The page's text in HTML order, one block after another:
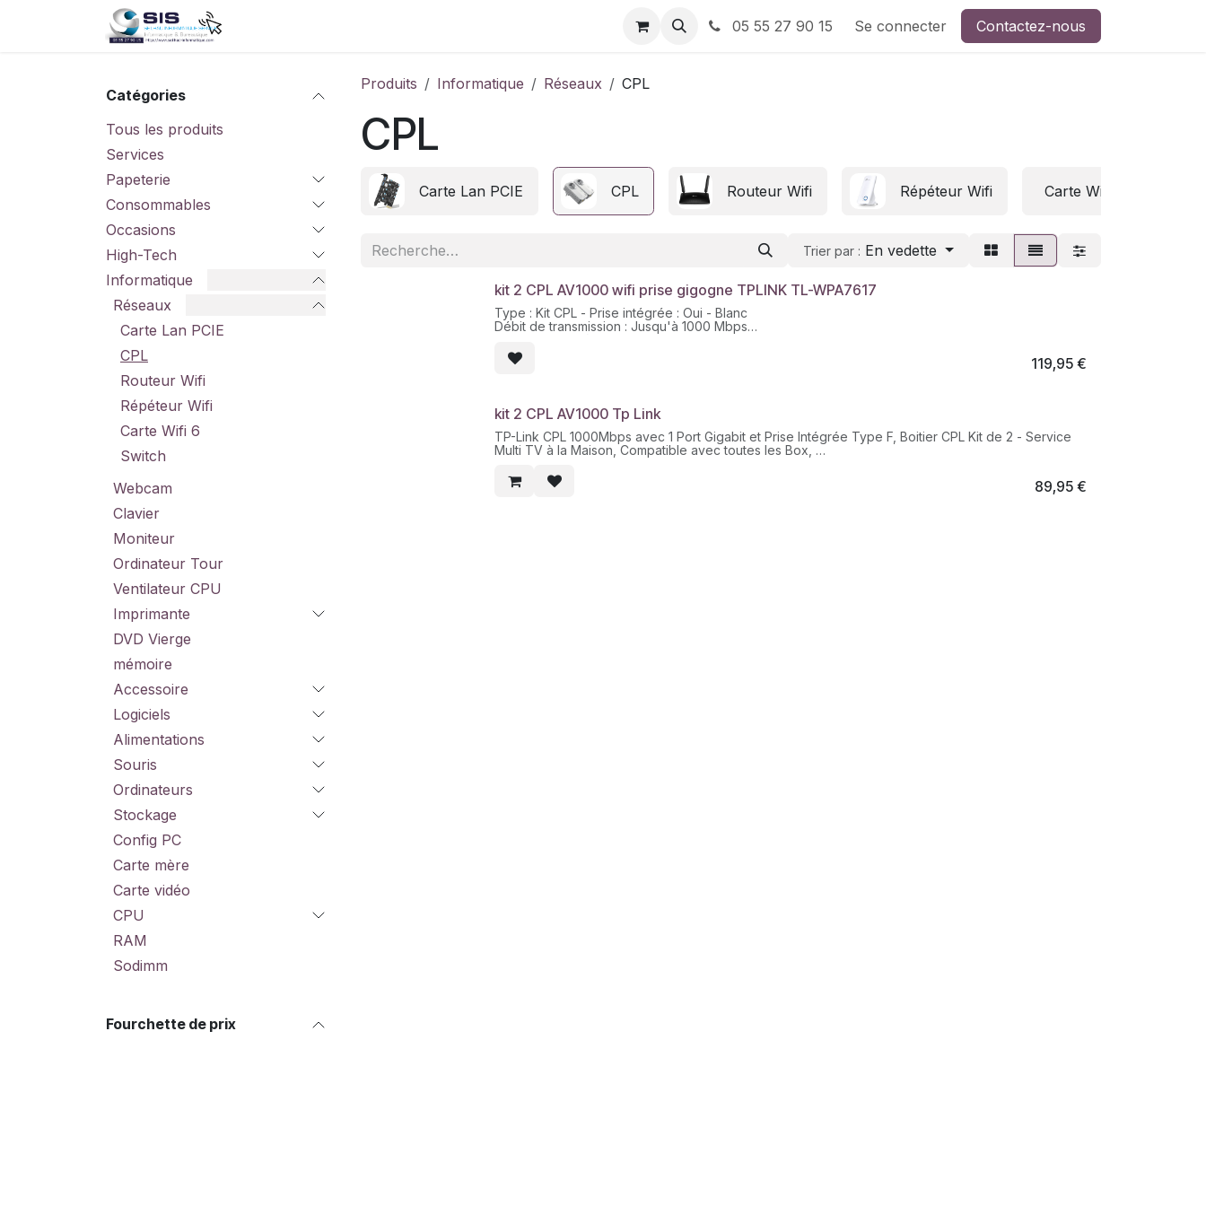
Se rendre au contenu
Nos Bons plans 05 55 27 90 15 Se connecter Contactez-nous
Catégories
Tous les produits
Services
Papeterie
Consommables
Occasions
High-Tech
Informatique
Réseaux
Carte Lan PCIE
CPL
Routeur Wifi
Répéteur Wifi
Carte Wifi 6
Switch
Webcam
Clavier
Moniteur
Ordinateur Tour
Ventilateur CPU
Imprimante
DVD Vierge
mémoire
Accessoire
Logiciels
Alimentations
Souris
Ordinateurs
Stockage
Config PC
Carte mère
Carte vidéo
CPU
RAM
Sodimm
Fourchette de prix
Produits Informatique Réseaux CPL
CPL
Carte Lan PCIE CPL Routeur Wifi Répéteur Wifi Carte Wifi 6
Trier par : En vedette
kit 2 CPL AV1000 wifi prise gigogne TPLINK TL-WPA7617
Type : Kit CPL - Prise intégrée : Oui - Blanc
Débit de transmission : Jusqu'à 1000 Mbps
Compatibilité : Compatible avec tous les CPL HomePlug AV & AV2
Divers : Kit CPL AV1000 WiFi Gigabit AC, Configuration WiFi à une touche
s/n :
p/n :
119,95€
kit 2 CPL AV1000 Tp Link
TP-Link CPL 1000Mbps avec 1 Port Gigabit et Prise Intégrée Type F, Boitier CPL Kit de 2 - Service
Multi TV à la Maison, Compatible avec toutes les Box,
89,95€